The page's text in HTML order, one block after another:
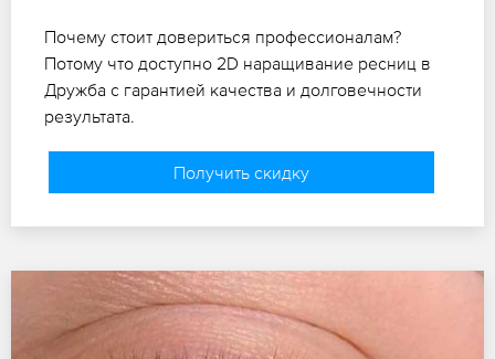
Почему стоит довериться профессионалам?
Потому что доступно 2D наращивание ресниц в
Дружба с гарантией качества и долговечности
результата.
Получить скидку